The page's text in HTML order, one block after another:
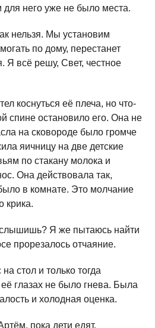
него уже не было места.
нельзя. Мы установим
по дому, перестанет
Я всё решу, Свет, честное
коснуться её плеча, но что-
спине остановило его. Она не
на сковороде было громче
яичницу на две детские
по стакану молока и
Она действовала так,
в комнате. Это молчание
крика.
Я же пытаюсь найти
прорезалось отчаяние.
стол и только тогда
глазах не было гнева. Была
и холодная оценка.
пока дети едят.